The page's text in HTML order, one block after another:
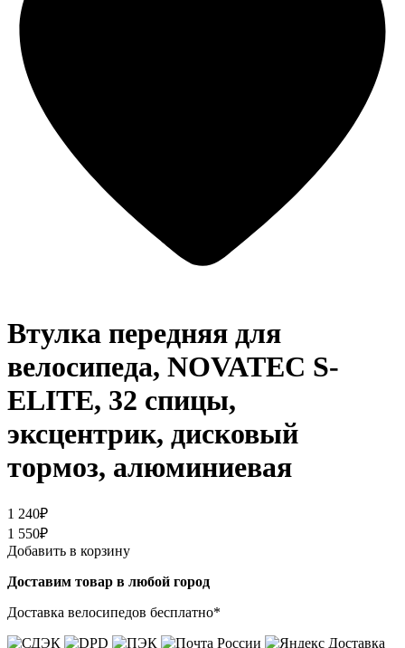
Втулка передняя для
велосипеда, NOVATEC S-
ELITE, 32 спицы,
эксцентрик, дисковый
тормоз, алюминиевая
1 240₽
1 550₽
Добавить в корзину
Доставим товар в любой город
Доставка велосипедов бесплатно*